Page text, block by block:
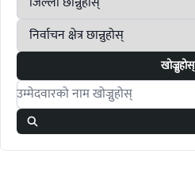
खोज्नुहोस्
Search candidates